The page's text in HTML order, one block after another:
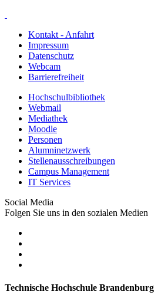
Kontakt - Anfahrt
Impressum
Datenschutz
Webcam
Barrierefreiheit
Hochschulbibliothek
Webmail
Mediathek
Moodle
Personen
Alumninetzwerk
Stellenausschreibungen
Campus Management
IT Services
Social Media
Folgen Sie uns in den sozialen Medien
Technische Hochschule Brandenburg